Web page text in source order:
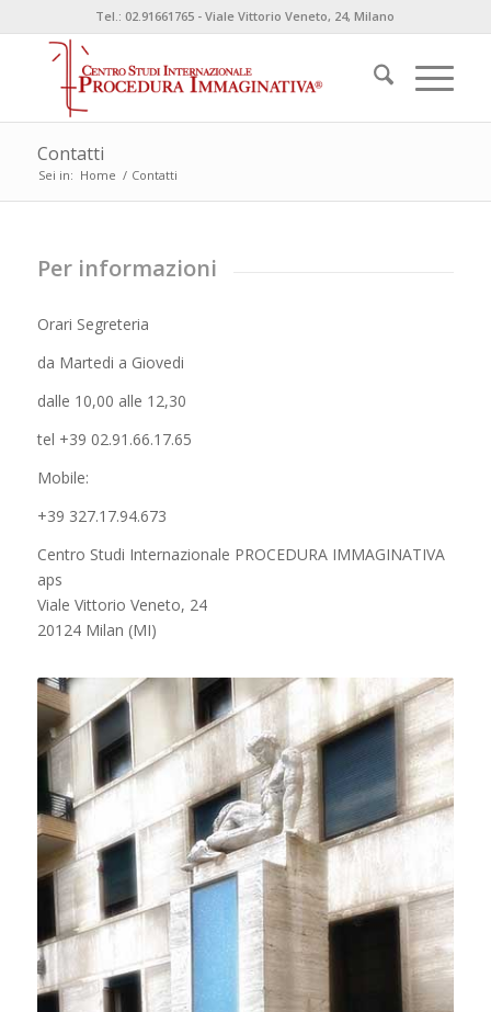
Tel.: 02.91661765 - Viale Vittorio Veneto, 24, Milano
Contatti
Sei in: Home / Contatti
Per informazioni
Orari Segreteria
da Martedi a Giovedi
dalle 10,00 alle 12,30
tel +39 02.91.66.17.65
Mobile:
+39 327.17.94.673
Centro Studi Internazionale PROCEDURA IMMAGINATIVA
aps
Viale Vittorio Veneto, 24
20124 Milan (MI)
Casa della Fontana
MILANO